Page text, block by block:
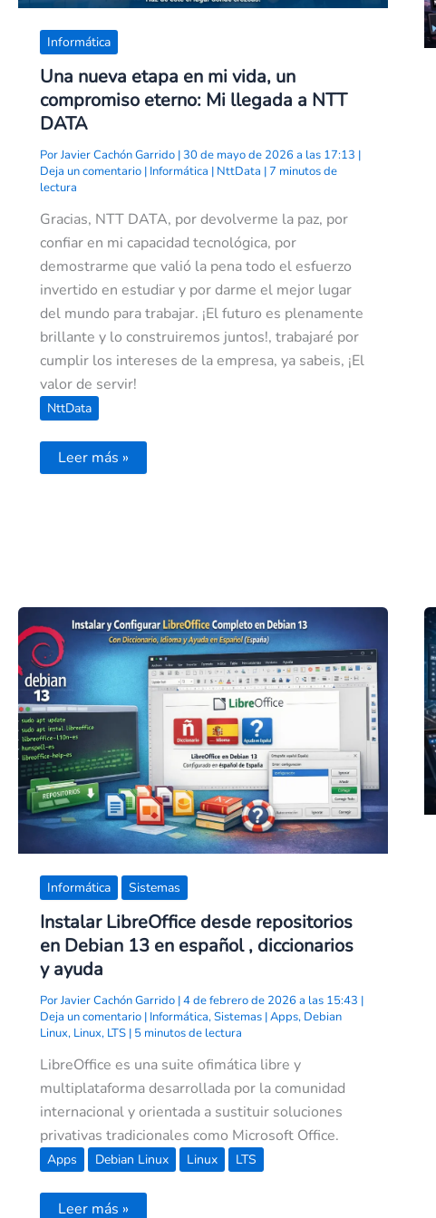
Informática
Una nueva etapa en mi vida, un
compromiso eterno: Mi llegada a NTT
DATA
PorJavier Cachón Garrido |30 de mayo de 2026 a las 17:13 |
Deja un comentario | Informática | NttData |7 minutos de
lectura
Gracias, NTT DATA, por devolverme la paz, por
confiar en mi capacidad tecnológica, por
demostrarme que valió la pena todo el esfuerzo
invertido en estudiar y por darme el mejor lugar
del mundo para trabajar. ¡El futuro es plenamente
brillante y lo construiremos juntos!, trabajaré por
cumplir los intereses de la empresa, ya sabeis, ¡El
valor de servir!
NttData
Leer más »
Informática Sistemas
Instalar LibreOffice desde repositorios
en Debian 13 en español , diccionarios
y ayuda
PorJavier Cachón Garrido |4 de febrero de 2026 a las 15:43 |
Deja un comentario | Informática,Sistemas |Apps, Debian
Linux, Linux, LTS | 5 minutos de lectura
LibreOffice es una suite ofimática libre y
multiplataforma desarrollada por la comunidad
internacional y orientada a sustituir soluciones
privativas tradicionales como Microsoft Office.
Apps Debian Linux Linux LTS
Instalar
LibreOffice
desde
repositorios
en
Debian
13
en
español
,
diccionarios
y
ayuda
Leer más »